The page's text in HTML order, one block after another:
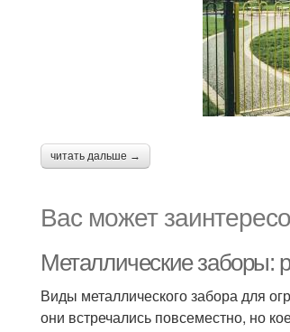
читать дальше →
Вас может
Металлические заборы:
Виды металлического забора для
они встречались повсеместно, но